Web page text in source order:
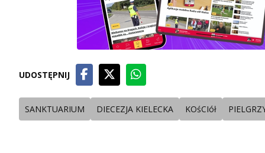
UDOSTĘPNIJ
SANKTUARIUM DIECEZJA KIELECKA KOśCIół